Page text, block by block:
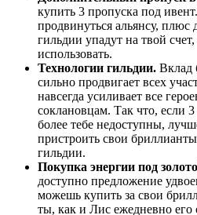
купить 3 пропуска под
продвинуться альянсу,
гильдии упадут на твой
использовать.
Технологии гильдии. Вклад
сильно продвигает всех
навсегда усиливает все
соклановцам. Так что, если
более тебе недоступны,
пристроить свои
гильдии.
Покупка энергии под
доступно предложение
можешь купить за свои
ты, как и Лис ежедневно его